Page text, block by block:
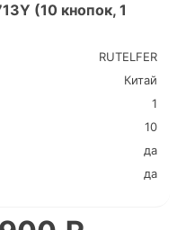
(10 кнопок, 1
RUTELFER
Китай
1
10
да
да